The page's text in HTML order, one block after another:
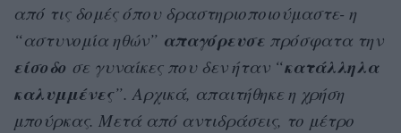
από τις δομές όπου δραστηριοποιούμαστε- η
“αστυνομία ηθών” απαγόρευσε πρόσφατα την
είσοδο σε γυναίκες που δεν ήταν “κατάλληλα
καλυμμένες”. Αρχικά, απαιτήθηκε η χρήση
μπούρκας. Μετά από αντιδράσεις, το μέτρο